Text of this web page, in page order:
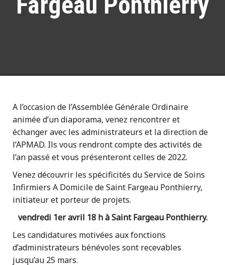
A l’occasion de l’Assemblée Générale Ordinaire
animée d’un diaporama, venez rencontrer et
échanger avec les administrateurs et la direction de
l’APMAD. Ils vous rendront compte des activités de
l’an passé et vous présenteront celles de 2022.
Venez découvrir les spécificités du Service de Soins
Infirmiers A Domicile de Saint Fargeau Ponthierry,
initiateur et porteur de projets.
vendredi 1er avril 18 h à Saint Fargeau Ponthierry.
Les candidatures motivées aux fonctions
d’administrateurs bénévoles sont recevables
jusqu’au 25 mars.